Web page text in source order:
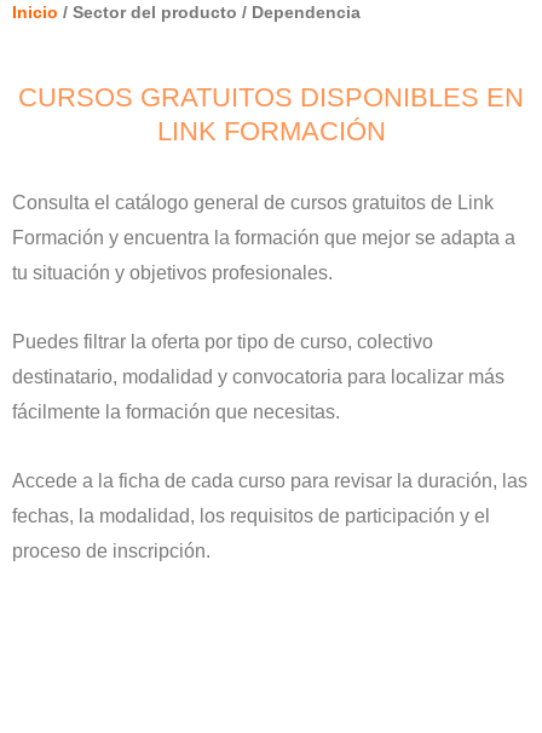
Inicio / Sector del producto / Dependencia
CURSOS GRATUITOS DISPONIBLES EN
LINK FORMACIÓN
Consulta el catálogo general de cursos gratuitos de Link
Formación y encuentra la formación que mejor se adapta a
tu situación y objetivos profesionales.
Puedes filtrar la oferta por tipo de curso, colectivo
destinatario, modalidad y convocatoria para localizar más
fácilmente la formación que necesitas.
Accede a la ficha de cada curso para revisar la duración, las
fechas, la modalidad, los requisitos de participación y el
proceso de inscripción.